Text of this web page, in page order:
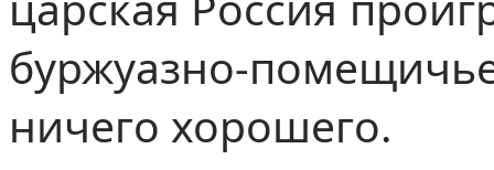
буржуазно-
ничего хорошего.